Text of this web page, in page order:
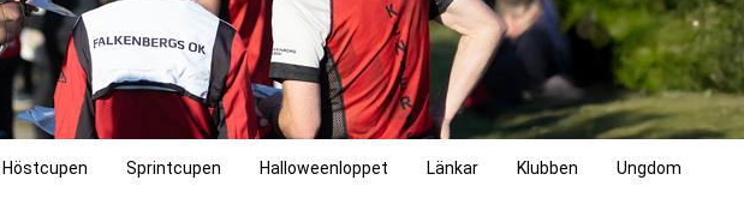
Höstcupen Sprintcupen Halloweenloppet Länkar Klubben Ungdom